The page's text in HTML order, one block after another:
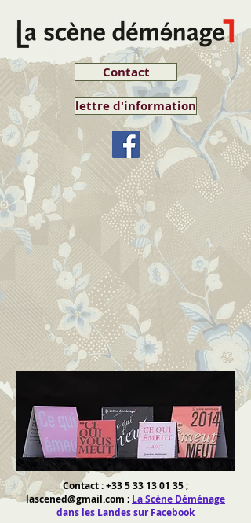
Contact
lettre d'information
Contact :+33 5 33 13 01 35;
lascened@gmail.com ; La Scène Déménage
dans les Landes sur Facebook